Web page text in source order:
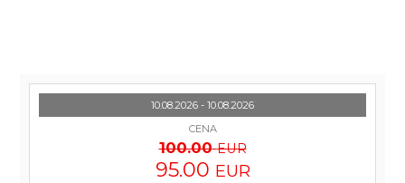
10.08.2026 - 10.08.2026
CENA
100.00 EUR
95.00 EUR